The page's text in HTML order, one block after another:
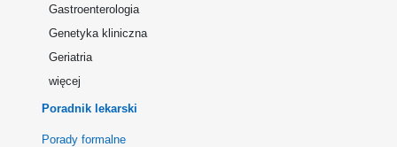
Gastroenterologia
Genetyka kliniczna
Geriatria
więcej
Poradnik lekarski
Porady formalne